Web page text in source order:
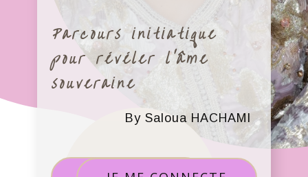
Parcours initiatique
pour révéler l'âme
souveraine
By Saloua HACHAMI